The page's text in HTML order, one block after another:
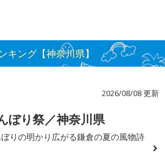
キング【神奈川県】
2026/08/08 更新
ぼり祭／神奈川県
りの明かり広がる鎌倉の夏の風物詩